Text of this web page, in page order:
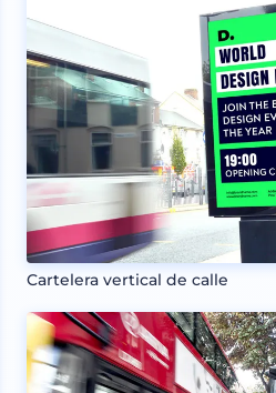
Cartelera vertical de calle